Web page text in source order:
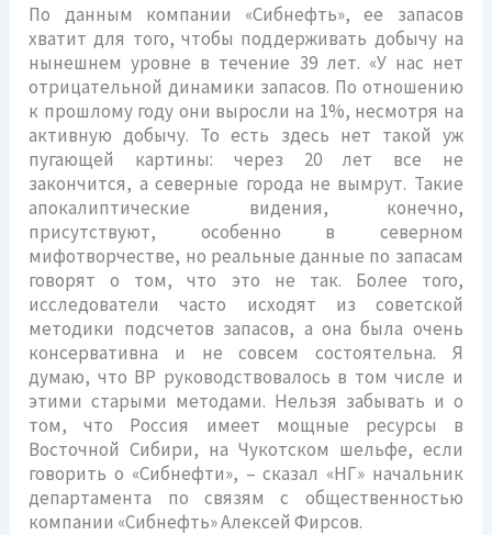
По данным компании «Сибнефть», ее запасов
хватит для того, чтобы поддерживать добычу на
нынешнем уровне в течение 39 лет. «У нас нет
отрицательной динамики запасов. По отношению
к прошлому году они выросли на 1%, несмотря на
активную добычу. То есть здесь нет такой уж
пугающей картины: через 20 лет все не
закончится, а северные города не вымрут. Такие
апокалиптические видения, конечно,
присутствуют, особенно в северном
мифотворчестве, но реальные данные по запасам
говорят о том, что это не так. Более того,
исследователи часто исходят из советской
методики подсчетов запасов, а она была очень
консервативна и не совсем состоятельна. Я
думаю, что BP руководствовалось в том числе и
этими старыми методами. Нельзя забывать и о
том, что Россия имеет мощные ресурсы в
Восточной Сибири, на Чукотском шельфе, если
говорить о «Сибнефти», – сказал «НГ» начальник
департамента по связям с общественностью
компании «Сибнефть» Алексей Фирсов.